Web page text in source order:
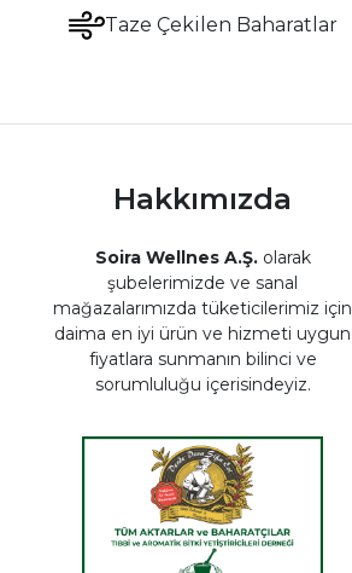
Taze Çekilen Baharatlar
Hakkımızda
Soira Wellnes A.Ş.olarak
şubelerimizde ve sanal
mağazalarımızda tüketicilerimiz için
daima en iyi ürün ve hizmeti uygun
fiyatlara sunmanın bilinci ve
sorumluluğu içerisindeyiz.